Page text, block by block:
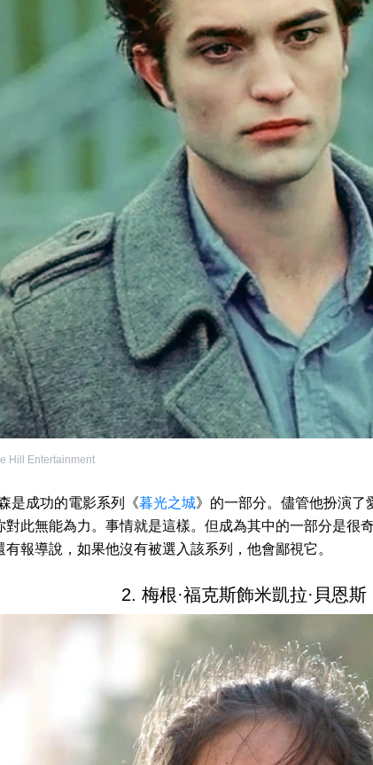
Hill Entertainment
是成功的電影系列《暮光之城》的一部分。儘管他扮演了
對此無能為力。事情就是這樣。但成為其中的一部分是很
有報導說，如果他沒有被選入該系列，他會鄙視它。
2. 梅根·福克斯飾米凱拉·貝恩斯